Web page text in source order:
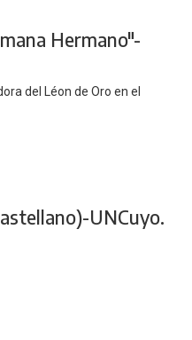
Hermano"-
del Léon de Oro en el
UNCuyo.